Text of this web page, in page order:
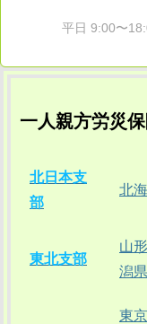
平日 9:00〜
一人親方労災
北日本支
部
北
東北支部
山
潟県
東